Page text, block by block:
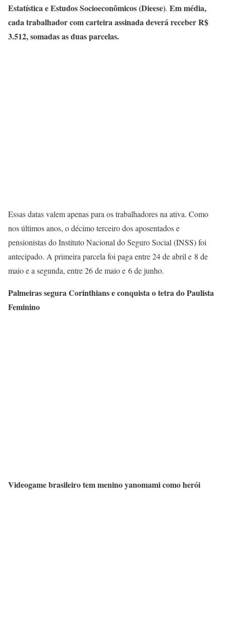
Estatística e Estudos Socioeconômicos (Dieese). Em média,
cada trabalhador com carteira assinada deverá receber R$
3.512, somadas as duas parcelas.
Essas datas valem apenas para os trabalhadores na ativa. Como
nos últimos anos, o décimo terceiro dos aposentados e
pensionistas do Instituto Nacional do Seguro Social (INSS) foi
antecipado. A primeira parcela foi paga entre 24 de abril e 8 de
maio e a segunda, entre 26 de maio e 6 de junho.
Palmeiras segura Corinthians e conquista o tetra do Paulista
Feminino
Videogame brasileiro tem menino yanomami como herói